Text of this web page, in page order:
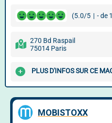
(5.0/5 | - de
270 Bd Raspail
75014 Paris
PLUS D'INFOS SUR CE